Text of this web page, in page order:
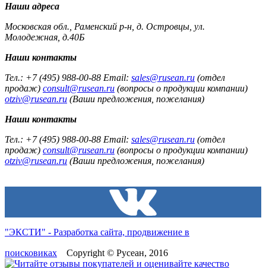
Наши адреса
Московская обл., Раменский р-н, д. Островцы, ул.
Молодежная, д.40Б
Наши контакты
Тел.: +7 (495) 988-00-88 Email: sales@rusean.ru (отдел
продаж) consult@rusean.ru (вопросы о продукции компании)
otziv@rusean.ru (Ваши предложения, пожелания)
Наши контакты
Тел.: +7 (495) 988-00-88 Email: sales@rusean.ru (отдел
продаж) consult@rusean.ru (вопросы о продукции компании)
otziv@rusean.ru (Ваши предложения, пожелания)
"ЭКСТИ" - Разработка сайта, продвижение в
поисковиках Copyright © Русеан, 2016